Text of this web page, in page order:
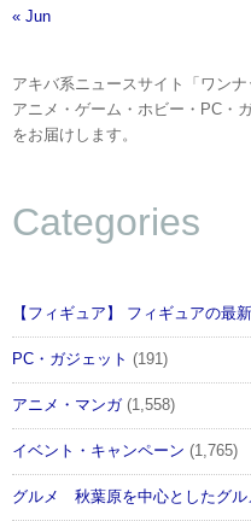
« Jun
アキバ系ニュースサイト「ワンナ
アニメ・ゲーム・ホビー・PC・
をお届けします。
Categories
【フィギュア】 フィギュアの最
PC・ガジェット (191)
アニメ・マンガ(1,558)
イベント・キャンペーン (1,765)
グルメ 秋葉原を中心としたグ